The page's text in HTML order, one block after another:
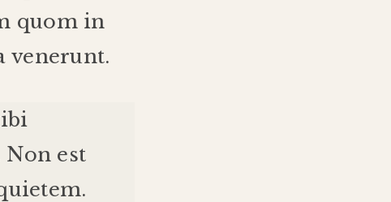
quom in
venerunt.
Non est
.